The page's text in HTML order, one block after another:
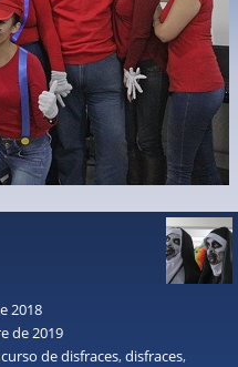
2018
de 2019
de disfraces,disfraces,